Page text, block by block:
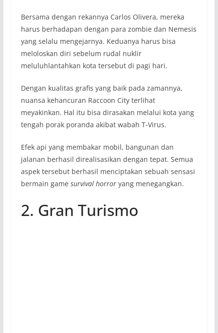
Bersama dengan rekannya Carlos Olivera, mereka
harus berhadapan dengan para zombie dan Nemesis
yang selalu mengejarnya. Keduanya harus bisa
meloloskan diri sebelum rudal nuklir
meluluhlantahkan kota tersebut di pagi hari.
Dengan kualitas grafis yang baik pada zamannya,
nuansa kehancuran Raccoon City terlihat
meyakinkan. Hal itu bisa dirasakan melalui kota yang
tengah porak poranda akibat wabah T-Virus.
Efek api yang membakar mobil, bangunan dan
jalanan berhasil direalisasikan dengan tepat. Semua
aspek tersebut berhasil menciptakan sebuah sensasi
bermain game survival horroryang menegangkan.
2. Gran Turismo